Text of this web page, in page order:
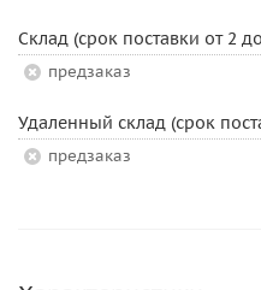
Склад (срок поставки от 2
Предзаказ
Удаленный склад (срок
Предзаказ